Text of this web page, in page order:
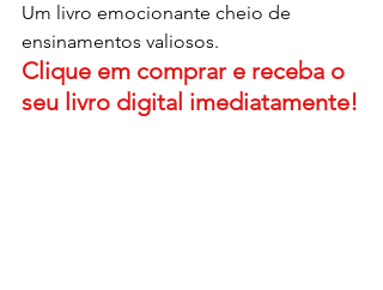
Um livro emocionante cheio de
ensinamentos valiosos.
Clique em comprar e receba o
seu livro digital imediatamente!